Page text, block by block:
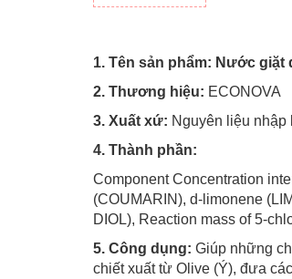
1. Tên sản phẩm: Nước giặt
2. Thương hiệu: ECONOVA
3. Xuất xứ: Nguyên liệu nhập
4. Thành phần:
Component Concentration
(COUMARIN), d-limonene
DIOL), Reaction mass of 5-
5. Công dụng: Giúp những
chiết xuất từ ​​Olive (Ý), đưa